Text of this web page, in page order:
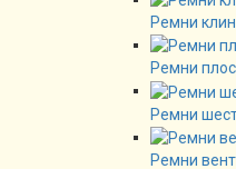
Ремни
Ремни
Ремни
Ремни